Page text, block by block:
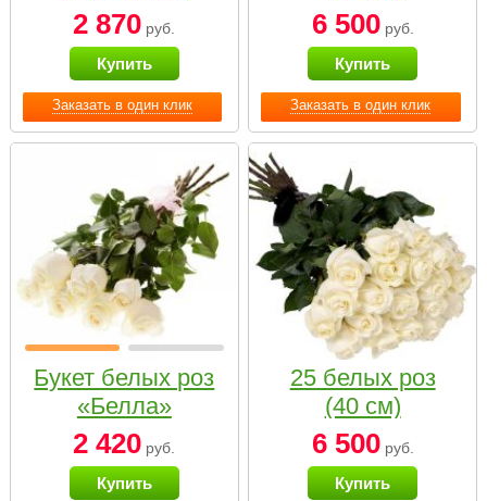
Заказать в один клик
2 870 руб.
Купить
Заказать в один клик
6 500руб.
Купить
Букет белых роз
«Белла»
2 420 руб.
Купить
25 белых роз
(40 см)
6 500руб.
Купить